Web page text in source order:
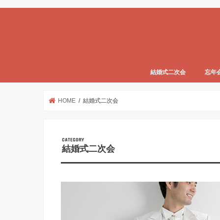
結婚式二次会 忘年
HOME 結婚式二次会
結婚式二次会